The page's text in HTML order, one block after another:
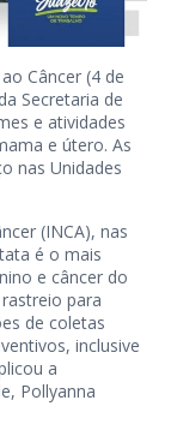
Câncer (4 de
Secretaria de
e atividades
e útero. As
nas Unidades
(INCA), nas
é o mais
e câncer do
para
de coletas
inclusive
a
Pollyanna